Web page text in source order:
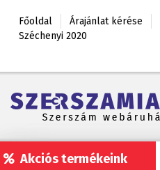
Főoldal Árajánlat kérése
Széchenyi 2020
Akciós termékeink